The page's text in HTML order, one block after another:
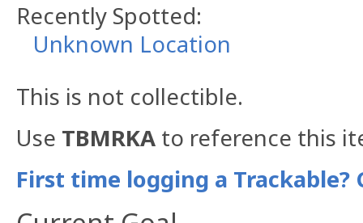
Recently Spotted:
Unknown Location
This is not collectible.
Use TBMRKA to reference this
First time logging a Trackable?